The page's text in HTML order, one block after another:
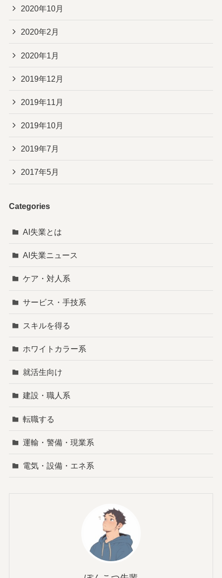
2020年10月
2020年2月
2020年1月
2019年12月
2019年11月
2019年10月
2019年7月
2017年5月
Categories
AI失業とは
AI失業ニュース
ケア・対人系
サービス・手技系
スキルを得る
ホワイトカラー系
就活生向け
建設・職人系
転職する
運輸・警備・現業系
電気・設備・エネ系